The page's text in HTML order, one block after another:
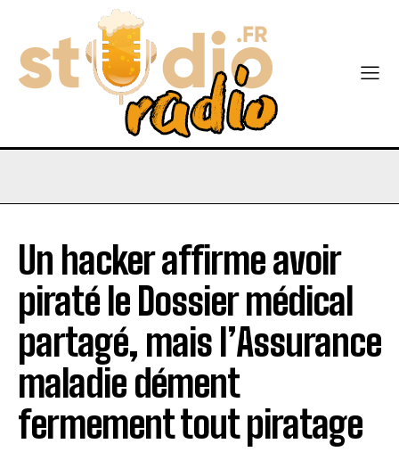
Un hacker affirme avoir
piraté le Dossier médical
partagé, mais l’Assurance
maladie dément
fermement tout piratage